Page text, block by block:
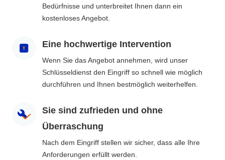
Bedürfnisse und unterbreitet Ihnen dann ein
kostenloses Angebot.
Eine hochwertige Intervention
Wenn Sie das Angebot annehmen, wird unser
Schlüsseldienst den Eingriff so schnell wie möglich
durchführen und Ihnen bestmöglich weiterhelfen.
Sie sind zufrieden und ohne
Überraschung
Nach dem Eingriff stellen wir sicher, dass alle Ihre
Anforderungen erfüllt werden.